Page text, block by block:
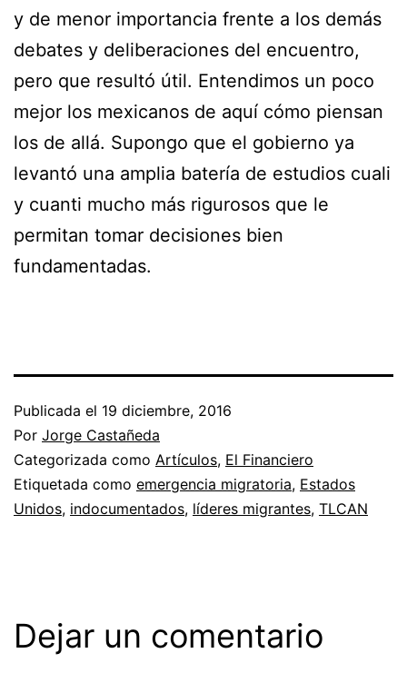
y de menor importancia frente a los demás
debates y deliberaciones del encuentro,
pero que resultó útil. Entendimos un poco
mejor los mexicanos de aquí cómo piensan
los de allá. Supongo que el gobierno ya
levantó una amplia batería de estudios cuali
y cuanti mucho más rigurosos que le
permitan tomar decisiones bien
fundamentadas.
Publicada el 19 diciembre, 2016
Por Jorge Castañeda
Categorizada como Artículos, El Financiero
Etiquetada como emergencia migratoria, Estados
Unidos, indocumentados, líderes migrantes, TLCAN
Dejar un comentario